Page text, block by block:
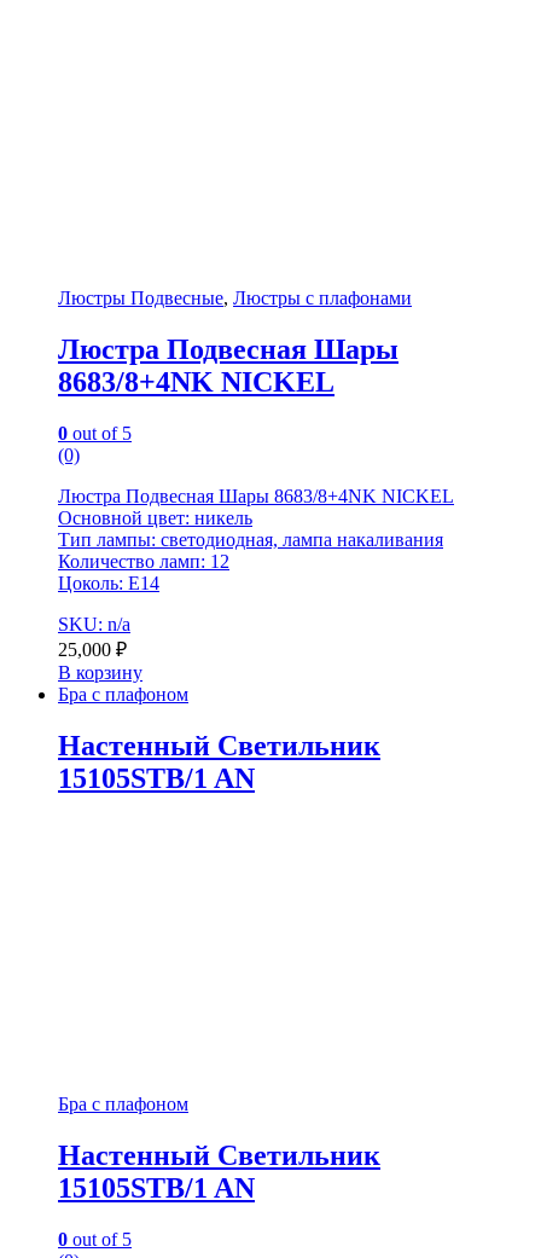
Люстры Подвесные, Люстры с плафонами
Люстра Подвесная Шары
8683/8+4NK NICKEL
0 out of 5
(0)
Люстра Подвесная Шары 8683/8+4NK NICKEL
Основной цвет: никель
Тип лампы: светодиодная, лампа накаливания
Количество ламп: 12
Цоколь: E14
SKU: n/a
25,000 ₽
В корзину
Бра с плафоном
Настенный Светильник
15105STB/1 AN
Бра с плафоном
Настенный Светильник
15105STB/1 AN
0 out of 5